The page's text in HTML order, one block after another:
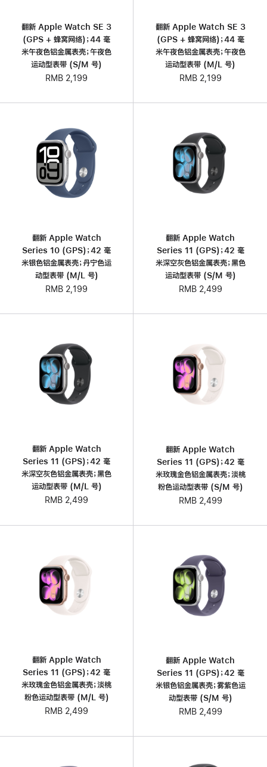
翻新 Apple Watch SE 3
(GPS + 蜂窝网络)；44 毫
米午夜色铝金属表壳；午夜色
运动型表带 (S/M 号)
RMB 2,199
翻新 Apple Watch SE 3
(GPS + 蜂窝网络)；44 毫
米午夜色铝金属表壳；午夜色
运动型表带 (M/L 号)
RMB 2,199
翻新 Apple Watch
Series 10 (GPS)；42 毫
米银色铝金属表壳；丹宁色运
动型表带 (M/L 号)
RMB 2,199
翻新 Apple Watch
Series 11 (GPS)；42 毫
米深空灰色铝金属表壳；黑色
运动型表带 (S/M 号)
RMB 2,499
翻新 Apple Watch
Series 11 (GPS)；42 毫
米深空灰色铝金属表壳；黑色
运动型表带 (M/L 号)
RMB 2,499
翻新 Apple Watch
Series 11 (GPS)；42 毫
米玫瑰金色铝金属表壳；淡桃
粉色运动型表带 (S/M 号)
RMB 2,499
翻新 Apple Watch
Series 11 (GPS)；42 毫
米玫瑰金色铝金属表壳；淡桃
粉色运动型表带 (M/L 号)
RMB 2,499
翻新 Apple Watch
Series 11 (GPS)；42 毫
米银色铝金属表壳；雾紫色运
动型表带 (S/M 号)
RMB 2,499